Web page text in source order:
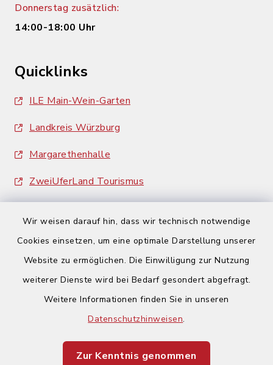
Wir weisen darauf hin, dass wir technisch notwendige
Cookies einsetzen, um eine optimale Darstellung unserer
Website zu ermöglichen. Die Einwilligung zur Nutzung
weiterer Dienste wird bei Bedarf gesondert abgefragt.
Weitere Informationen finden Sie in unseren
Datenschutzhinweisen.
Zur Kenntnis genommen
Donnerstag zusätzlich:
14:00-18:00 Uhr
Quicklinks
ILE Main-Wein-Garten
Landkreis Würzburg
Margarethenhalle
ZweiUferLand Tourismus
Barrierefreiheit